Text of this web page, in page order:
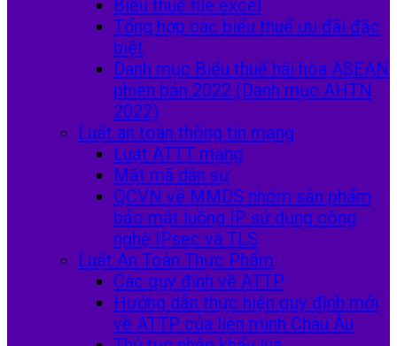
Biểu thuế file excel
Tổng hợp các biểu thuế ưu đãi đặc
biệt
Danh mục Biểu thuế hài hòa ASEAN
phiên bản 2022 (Danh mục AHTN
2022)
Luật an toàn thông tin mạng
Luật ATTT mạng
Mật mã dân sự
QCVN về MMDS nhóm sản phẩm
bảo mật luồng IP sử dụng công
nghệ IPsec và TLS
Luật An Toàn Thực Phẩm
Các quy định về ATTP
Hướng dẫn thực hiện quy định mới
về ATTP của liên minh Châu Âu